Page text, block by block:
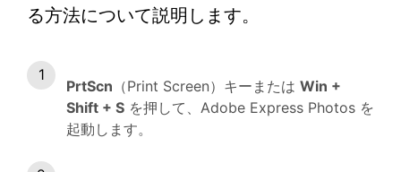
る方法について説明します。
PrtScn （Print Screen）キーまたは Win +
Shift + S を押して、Adobe Express Photos を
起動します。